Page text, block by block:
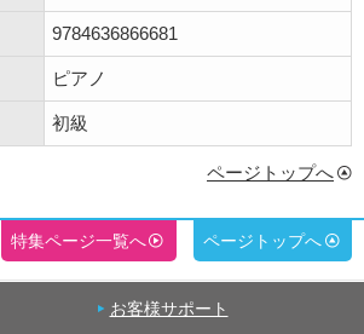
9784636866681
ピアノ
初級
ページトップへ
特集ページ一覧へ ページトップへ
お客様サポート